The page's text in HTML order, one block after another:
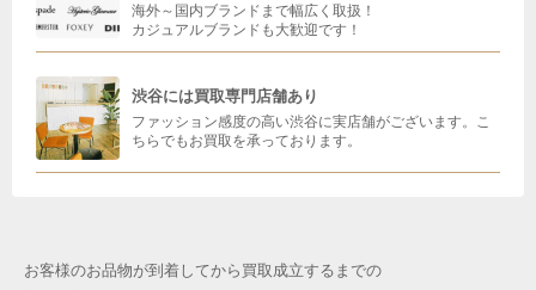
海外～国内ブランドまで幅広く取扱！
カジュアルブランドも大歓迎です！
渋谷には買取専門店舗あり
ファッション感度の高い渋谷に実店舗がございます。こ
ちらでもお買取を承っております。
お客様のお品物が到着してから買取成立するまでの